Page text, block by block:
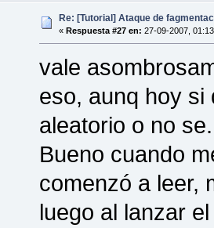
Re: [Tutorial] Ataque de
« Respuesta #27 en: 27-09-2007,
vale
eso, aunq hoy si
aleatorio o no
Bueno cuando
comenzó a leer,
luego al lanzar